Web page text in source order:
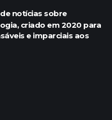
criado em 2020 para
e imparciais aos